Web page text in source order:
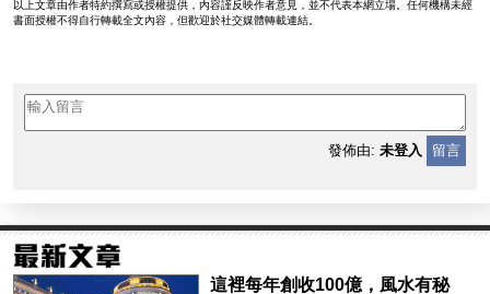
以上文章由作者特約撰寫或授權提供，內容謹反映作者意見，並不代表本網立場。任何機構未經
書面授權不得自行轉載全文內容，但歡迎於社交媒體轉載連結。
發佈由: 未登入 留言
這裡每年創收100億，風水有秘